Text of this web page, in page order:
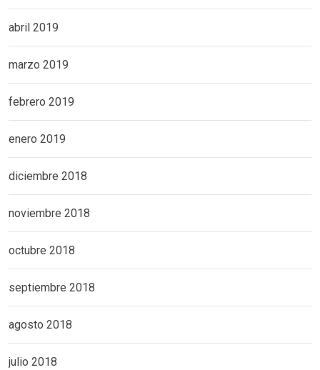
abril 2019
marzo 2019
febrero 2019
enero 2019
diciembre 2018
noviembre 2018
octubre 2018
septiembre 2018
agosto 2018
julio 2018